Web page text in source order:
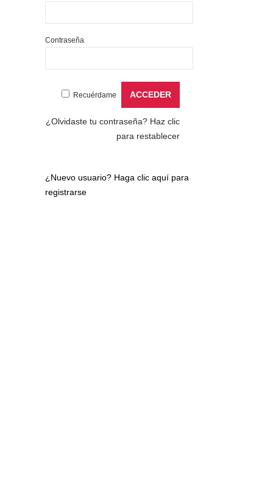
Contraseña
Recuérdame
¿Olvidaste tu contraseña? Haz clic
para restablecer
¿Nuevo usuario? Haga clic aquí para
registrarse